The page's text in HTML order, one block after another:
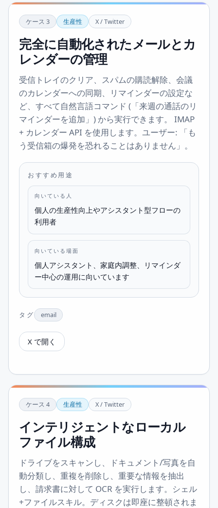
ケース 3 生産性 X / Twitter
完全に自動化されたメールとカ
レンダーの管理
受信トレイのクリア、スパムの購読解除、会議
のカレンダーへの同期、リマインダーの設定な
ど、すべて自然言語コマンド (「来週の通話のリ
マインダーを追加」) から実行できます。 IMAP
+ カレンダー API を使用します。ユーザー: 「も
う受信箱の爆発を恐れることはありません」。
おすすめ用途
向いている人
個人の生産性向上やアシスタント型フローの
利用者
向いている場面
個人アシスタント、家庭内調整、リマインダ
ー中心の運用に向いています
タグ email
X で開く
ケース 4 生産性 X / Twitter
インテリジェントなローカル
ファイル構成
ドライブをスキャンし、ドキュメント/写真を自
動分類し、重複を削除し、重要な情報を抽出
し、請求書に対して OCR を実行します。シェル
+ファイルスキル。ディスクは即座に整頓されま